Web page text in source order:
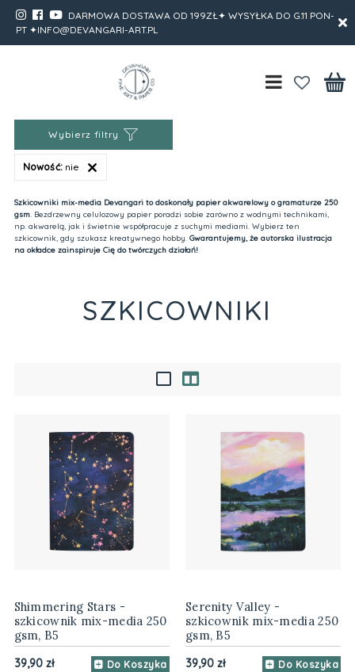
DARMOWA DOSTAWA OD 199ZŁ✦ WYSYŁKA DO G.11 PON-
PT ✦INFO@DEVANGARI-ART.PL
Wybierz filtry
Nowość: nie
Szkicowniki mix-media Devangari to doskonały papier akwarelowy o gramaturze 250
gsm. Bezdrzewny celulozowy papier poradzi sobie zarówno z wodnymi technikami,
np. akwarelą, jak i świetnie współpracuje z suchymi mediami. Wybierz ten
szkicownik, gdy szukasz kreatywnego hobby. Gwarantujemy, że autorska ilustracja
na okładce zainspiruje Cię do twórczych działań!
SZKICOWNIKI
Shimmering Stars -
szkicownik mix-media 250
gsm, B5
39,90 zł Do Koszyka
Serenity Valley -
szkicownik mix-media 250
gsm, B5
39,90 zł Do Koszyka